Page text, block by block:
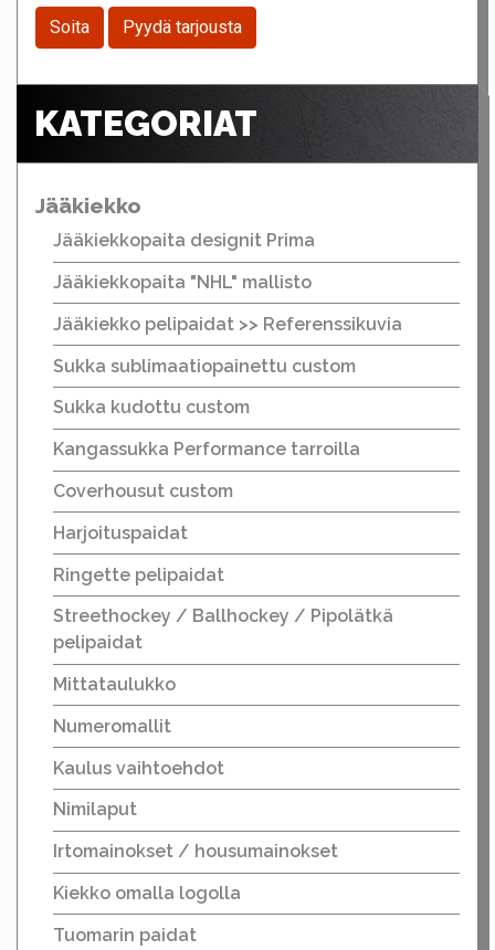
Soita Pyydä tarjousta
KATEGORIAT
Jääkiekko
Jääkiekkopaita designit Prima
Jääkiekkopaita "NHL" mallisto
Jääkiekko pelipaidat >> Referenssikuvia
Sukka sublimaatiopainettu custom
Sukka kudottu custom
Kangassukka Performance tarroilla
Coverhousut custom
Harjoituspaidat
Ringette pelipaidat
Streethockey / Ballhockey / Pipolätkä
pelipaidat
Mittataulukko
Numeromallit
Kaulus vaihtoehdot
Nimilaput
Irtomainokset / housumainokset
Kiekko omalla logolla
Tuomarin paidat